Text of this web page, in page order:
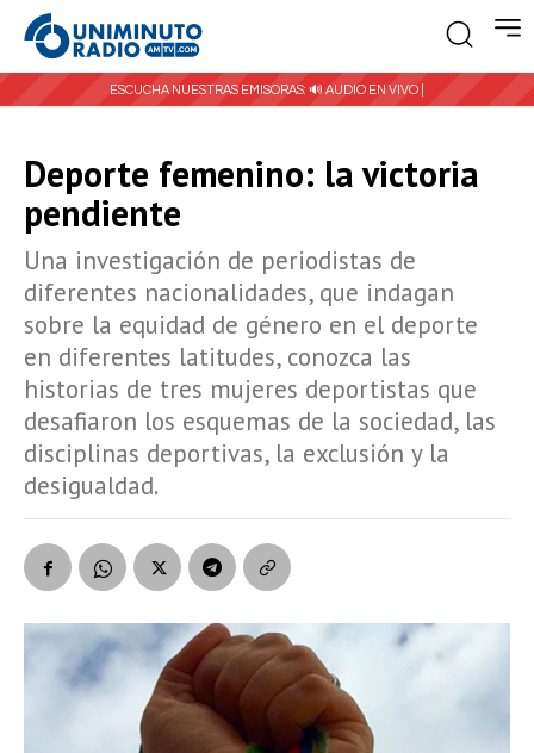
ESCUCHA NUESTRAS EMISORAS: 🔊 AUDIO EN VIVO |
Deporte femenino: la victoria
pendiente
Una investigación de periodistas de
diferentes nacionalidades, que indagan
sobre la equidad de género en el deporte
en diferentes latitudes, conozca las
historias de tres mujeres deportistas que
desafiaron los esquemas de la sociedad, las
disciplinas deportivas, la exclusión y la
desigualdad.